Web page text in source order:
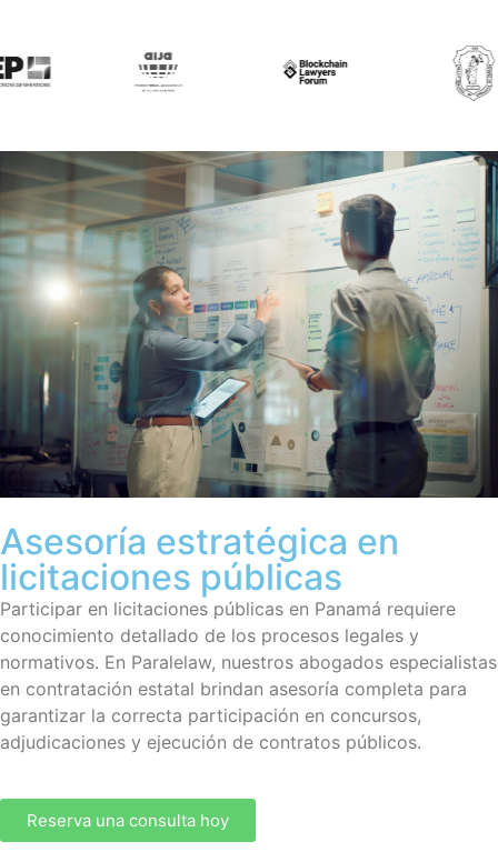
Asesoría estratégica en
licitaciones públicas
Participar en licitaciones públicas en Panamá requiere
conocimiento detallado de los procesos legales y
normativos. En Paralelaw, nuestros abogados especialistas
en contratación estatal brindan asesoría completa para
garantizar la correcta participación en concursos,
adjudicaciones y ejecución de contratos públicos.
Reserva una consulta hoy